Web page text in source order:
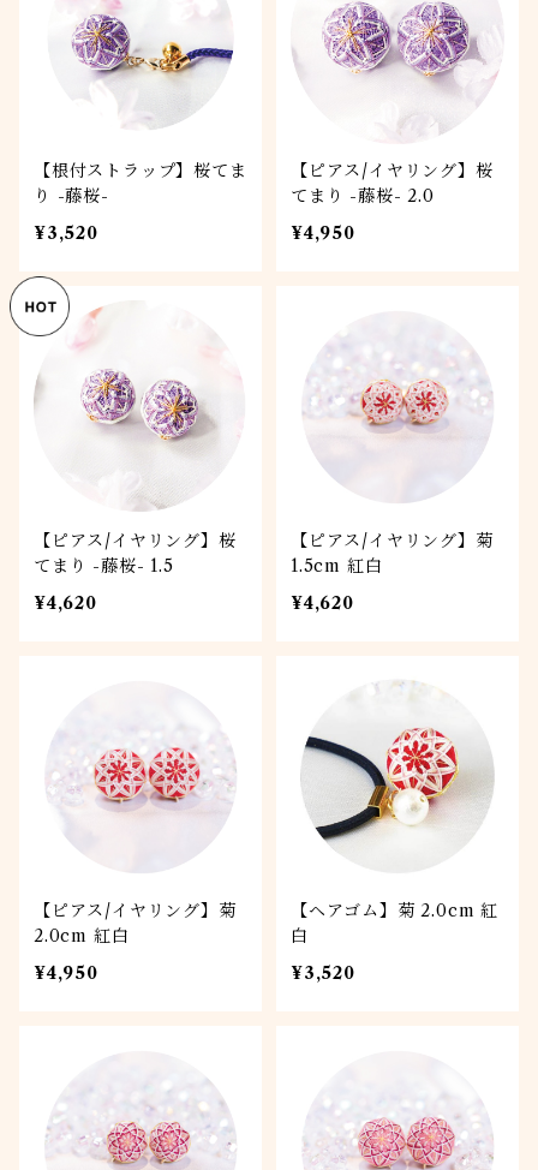
【根付ストラップ】桜てま
り -藤桜-
¥3,520
【ピアス/イヤリング】桜
てまり -藤桜- 2.0
¥4,950
【ピアス/イヤリング】桜
てまり -藤桜- 1.5
¥4,620
【ピアス/イヤリング】菊
1.5cm 紅白
¥4,620
【ピアス/イヤリング】菊
2.0cm 紅白
¥4,950
【ヘアゴム】菊 2.0cm 紅
白
¥3,520